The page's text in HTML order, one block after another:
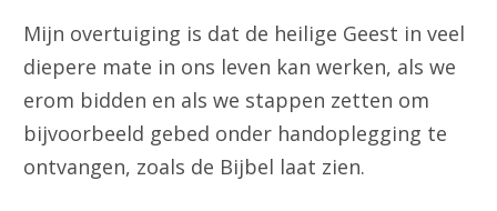
Mijn overtuiging is dat de heilige Geest in veel
diepere mate in ons leven kan werken, als we
erom bidden en als we stappen zetten om
bijvoorbeeld gebed onder handoplegging te
ontvangen, zoals de Bijbel laat zien.